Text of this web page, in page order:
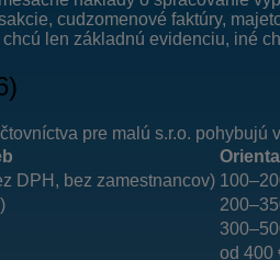
cudzomenové faktúry,
len základnú evidenciu, iné
pre malú s.r.o. pohybujú
DPH, bez zamestnancov)
od 400